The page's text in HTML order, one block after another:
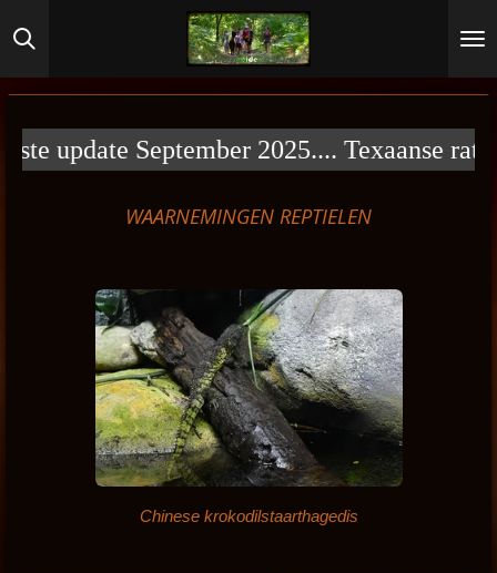
direct
naar
hoofdinhoud
update September 2025.... Texaanse
WAARNEMINGEN REPTIELEN
Chinese krokodilstaarthagedis